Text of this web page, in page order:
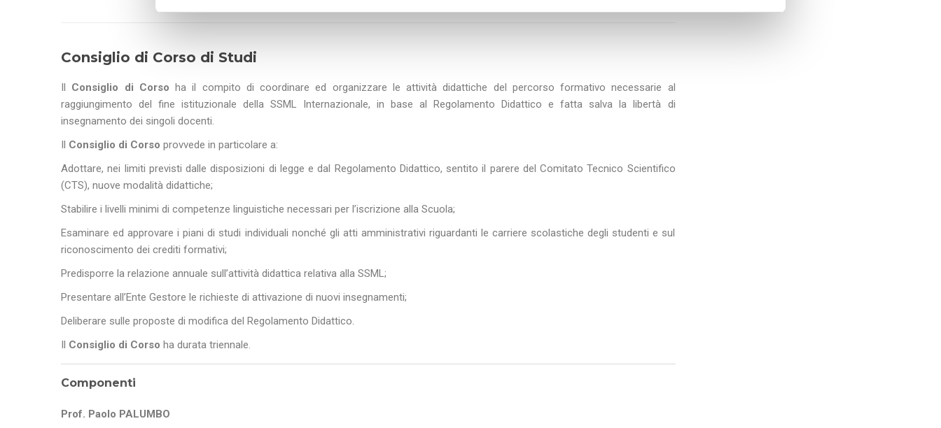
e
l
o
e
n
s
Consiglio di Corso di Studi
Il Consiglio di Corso ha il compito di coordinare ed organizzare le attività didattiche del percorso formativo necessarie al
raggiungimento del fine istituzionale della SSML Internazionale, in base al Regolamento Didattico e fatta salva la libertà di
insegnamento dei singoli docenti.
Il Consiglio di Corso provvede in particolare a:
Adottare, nei limiti previsti dalle disposizioni di legge e dal Regolamento Didattico, sentito il parere del Comitato Tecnico Scientifico
(CTS), nuove modalità didattiche;
Stabilire i livelli minimi di competenze linguistiche necessari per l’iscrizione alla Scuola;
Esaminare ed approvare i piani di studi individuali nonché gli atti amministrativi riguardanti le carriere scolastiche degli studenti e sul
riconoscimento dei crediti formativi;
Predisporre la relazione annuale sull’attività didattica relativa alla SSML;
Presentare all’Ente Gestore le richieste di attivazione di nuovi insegnamenti;
Deliberare sulle proposte di modifica del Regolamento Didattico.
Il Consiglio di Corso ha durata triennale.
Componenti
Prof. Paolo PALUMBO